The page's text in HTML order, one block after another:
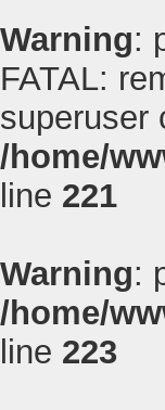
Warning:
FATAL:
superuser
/home/
line 221
Warning:
/home/
line 223